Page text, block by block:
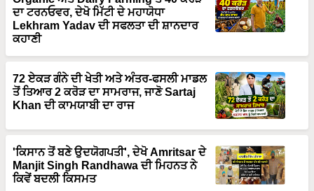
ਦਾ ਟਰਨਓਵਰ, ਦੇਖੋ ਮਿੱਟੀ ਦੇ ਮਹਾਯੋਧਾ
Lekhram Yadav ਦੀ ਸਫਲਤਾ ਦੀ ਸ਼ਾਨਦਾਰ
ਕਹਾਣੀ
72 ਏਕੜ ਗੰਨੇ ਦੀ ਖੇਤੀ ਅਤੇ ਅੰਤਰ-ਫਸਲੀ ਮਾਡਲ
ਤੋਂ ਤਿਆਰ 2 ਕਰੋੜ ਦਾ ਸਾਮਰਾਜ, ਜਾਣੋ Sartaj
Khan ਦੀ ਕਾਮਯਾਬੀ ਦਾ ਰਾਜ
'ਕਿਸਾਨ ਤੋਂ ਬਣੇ ਉਦਯੋਗਪਤੀ', ਦੇਖੋ Amritsar ਦੇ
Manjit Singh Randhawa ਦੀ ਮਿਹਨਤ ਨੇ
ਕਿਵੇਂ ਬਦਲੀ ਕਿਸਮਤ